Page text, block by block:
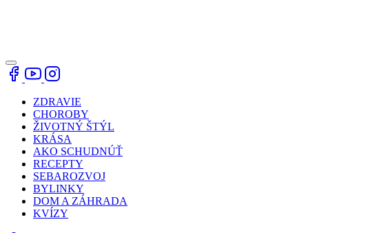
ZDRAVIE
CHOROBY
ŽIVOTNÝ ŠTÝL
KRÁSA
AKO SCHUDNÚŤ
RECEPTY
SEBAROZVOJ
BYLINKY
DOM A ZÁHRADA
KVÍZY